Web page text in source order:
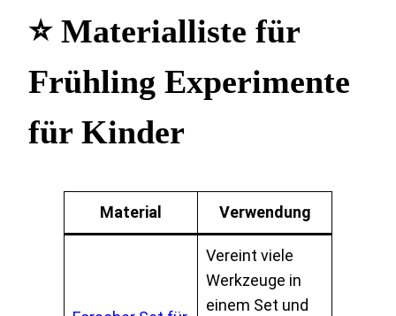
⭐ Materialliste für
Frühling Experimente
für Kinder
Material Verwendung
Vereint viele
Werkzeuge in
einem Set und